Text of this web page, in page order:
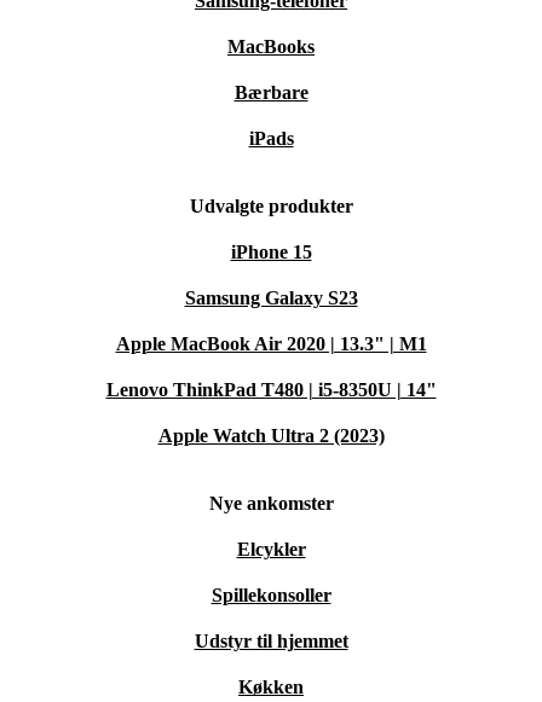
MacBooks
Bærbare
iPads
Udvalgte produkter
iPhone 15
Samsung Galaxy S23
Apple MacBook Air 2020 | 13.3" | M1
Lenovo ThinkPad T480 | i5-8350U | 14"
Apple Watch Ultra 2 (2023)
Nye ankomster
Elcykler
Spillekonsoller
Udstyr til hjemmet
Køkken